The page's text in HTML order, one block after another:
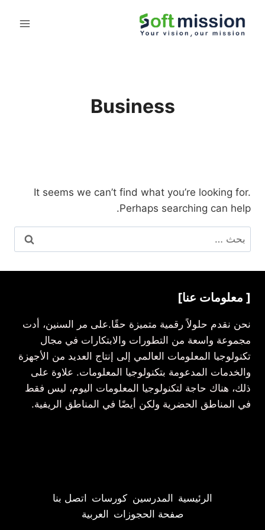
Business
It seems we can’t find what you’re looking for.
Perhaps searching can help.
[ معلومات عنا]
نحن نقدم حلولاً رقمية متميزة حقًا.على مر السنين، أدت
مجموعة واسعة من التطورات والابتكارات في مجال
تكنولوجيا المعلومات العالمي إلى إنتاج العديد من الأجهزة
والخدمات المدعومة بتكنولوجيا المعلومات. علاوة على
ذلك، هناك حاجة لتكنولوجيا المعلومات اليوم، ليس فقط
في المناطق الحضرية ولكن أيضًا في المناطق الريفية.
الرئيسية المدرسين كورسات اتصل بنا
صفحة الحجوزات العربية